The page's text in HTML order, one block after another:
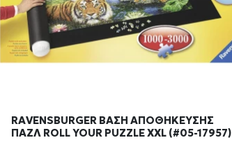
RAVENSBURGER ΒΑΣΗ ΑΠΟΘΗΚΕΥΣΗΣ
ΠΑΖΛ ROLL YOUR PUZZLE XXL (#05-17957)